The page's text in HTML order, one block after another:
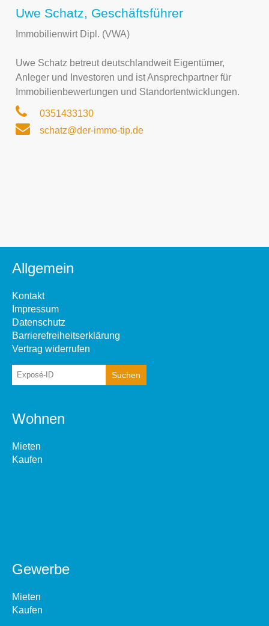
Uwe Schatz, Geschäftsführer
Immobilienwirt Dipl. (VWA)
Uwe Schatz betreut deutschlandweit Eigentümer,
Anleger und Investoren und ist Ansprechpartner für
Immobilienbewertungen und Standortentwicklungen.
0351433130
schatz@der-immo-tip.de
Allgemein
Kontakt
Impressum
Datenschutz
Barrierefreiheitserklärung
Vertrag widerrufen
Wohnen
Mieten
Kaufen
Gewerbe
Mieten
Kaufen